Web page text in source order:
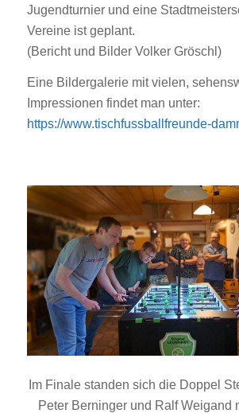
Jugendturnier und eine
Vereine ist geplant.
(Bericht und Bilder Volker Gröschl)
Eine Bildergalerie mit vielen,
Impressionen findet man unter:
https://www.tischfussballfreunde-
Im Finale standen sich die Doppel
Peter Berninger und Ralf Weigand